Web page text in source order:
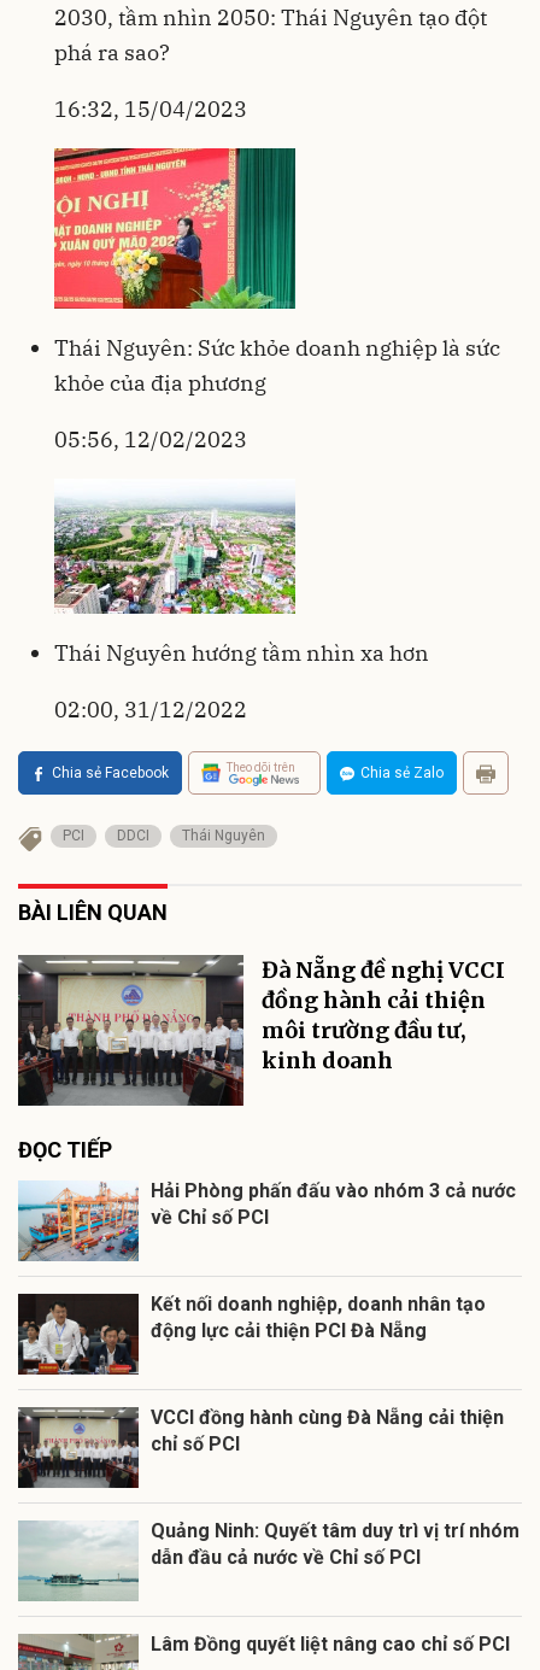
2030, tầm nhìn 2050: Thái Nguyên tạo đột
phá ra sao?
16:32, 15/04/2023
Thái Nguyên: Sức khỏe doanh nghiệp là sức
khỏe của địa phương
05:56, 12/02/2023
Thái Nguyên hướng tầm nhìn xa hơn
02:00, 31/12/2022
Chia sẻ Facebook Theo dõi trên Chia sẻ Zalo
PCI DDCI Thái Nguyên
BÀI LIÊN QUAN
Đà Nẵng đề nghị VCCI
đồng hành cải thiện
môi trường đầu tư,
kinh doanh
ĐỌC TIẾP
Hải Phòng phấn đấu vào nhóm 3 cả nước
về Chỉ số PCI
Kết nối doanh nghiệp, doanh nhân tạo
động lực cải thiện PCI Đà Nẵng
VCCI đồng hành cùng Đà Nẵng cải thiện
chỉ số PCI
Quảng Ninh: Quyết tâm duy trì vị trí nhóm
dẫn đầu cả nước về Chỉ số PCI
Lâm Đồng quyết liệt nâng cao chỉ số PCI